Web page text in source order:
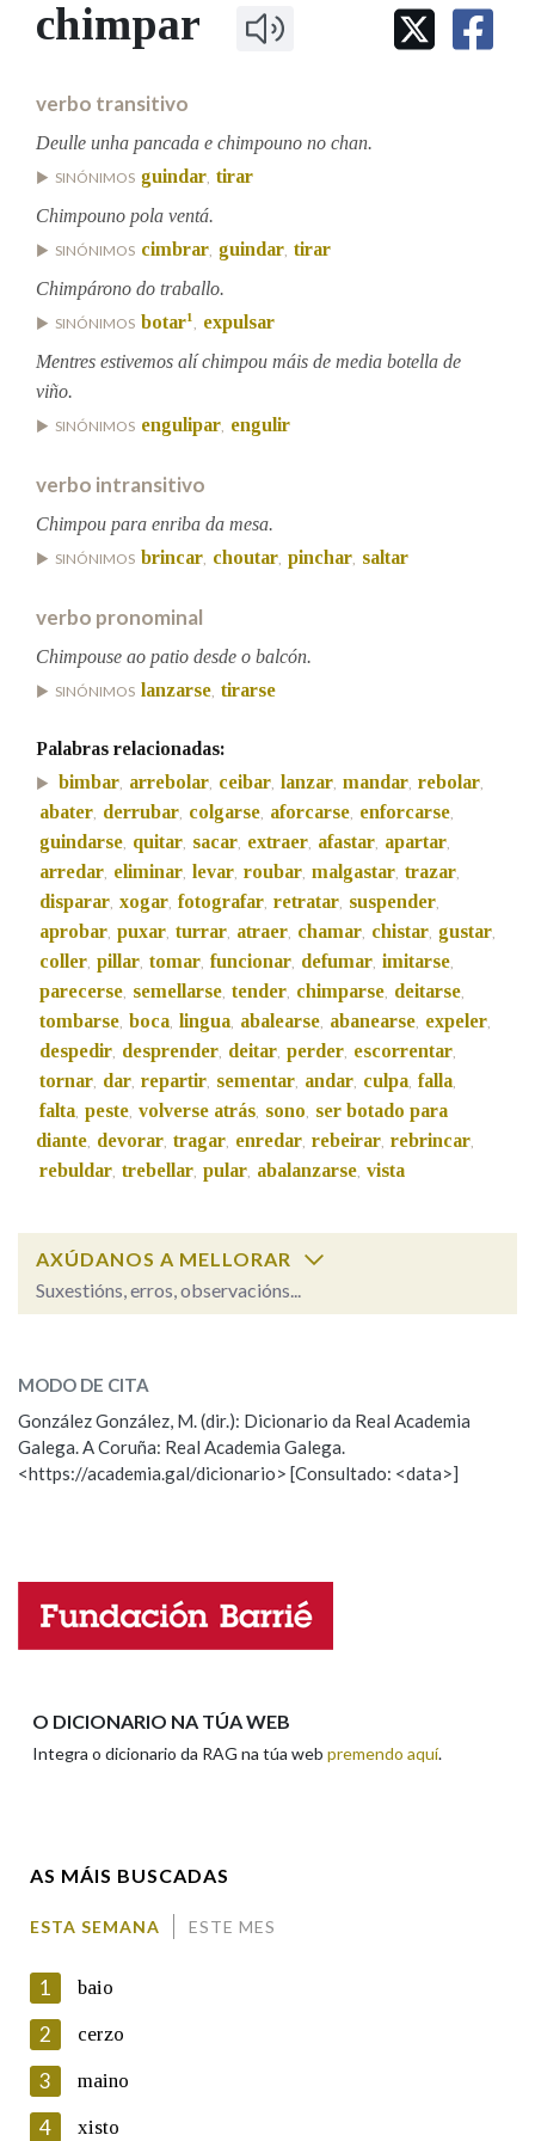
IDENTIDADE CORPORATIVA
MARCIAL DEL ADALID
FIGURAS HOMENAXEADAS
PRIMAVERA DAS LETRAS
PORTAL DAS PALABRAS
Facebook
TwitterYoutubeInstagram
Bluesky
BUSCAR NOS LEMAS
Remata por
Contén
BUSCAR NO CONTIDO
Nas definicións
Marcas gramaticais
Pertence a
LIMPAR BUSCA
chimpar
verbo transitivo
Deulle unha pancada e chimpouno no chan.
SINÓNIMOS guindar, tirar
Chimpouno pola ventá.
SINÓNIMOS cimbrar, guindar, tirar
Chimpárono do traballo.
SINÓNIMOS botar1, expulsar
Mentres estivemos alí chimpou máis de media botella de
viño.
SINÓNIMOS engulipar, engulir
verbo intransitivo
Chimpou para enriba da mesa.
SINÓNIMOS brincar, choutar, pinchar, saltar
verbo pronominal
Chimpouse ao patio desde o balcón.
SINÓNIMOS lanzarse, tirarse
Palabras relacionadas:
bimbar, arrebolar, ceibar, lanzar, mandar, rebolar,
abater, derrubar, colgarse, aforcarse, enforcarse,
guindarse, quitar, sacar, extraer, afastar, apartar,
arredar, eliminar, levar, roubar, malgastar, trazar,
disparar, xogar, fotografar, retratar, suspender,
aprobar, puxar, turrar, atraer, chamar, chistar, gustar,
coller, pillar, tomar, funcionar, defumar, imitarse,
parecerse, semellarse, tender, chimparse, deitarse,
tombarse, boca, lingua, abalearse, abanearse, expeler,
despedir, desprender, deitar, perder, escorrentar,
tornar, dar, repartir, sementar, andar, culpa, falla,
falta, peste, volverse atrás, sono, ser botado para
diante, devorar, tragar, enredar, rebeirar, rebrincar,
rebuldar, trebellar, pular, abalanzarse, vista
AXÚDANOS A MELLORAR
Suxestións, erros, observacións...
ESCOLLE UNHA OPCIÓN:
Observación Hai un erro na palabra
Propoño mellorar a definición
Nome
En cumprimento da normativa vixente en materia de
Protección de Datos de Carácter Persoal, a Real Academia
MODO DE CITA
González González, M. (dir.): Dicionario da Real Academia
Galega. A Coruña: Real Academia Galega.
<https://academia.gal/dicionario> [Consultado: <data>]
O DICIONARIO NA TÚA WEB
Integra o dicionario da RAG na túa web premendo aquí.
AS MÁIS BUSCADAS
ESTA SEMANA ESTE MES
1 baio
2 cerzo
3 maino
4 xisto